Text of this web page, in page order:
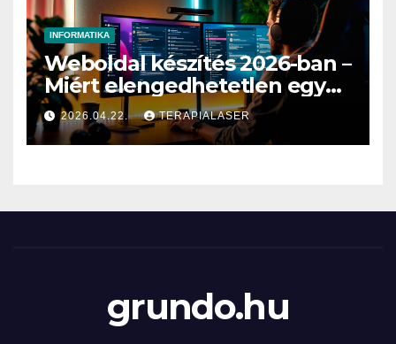
INFORMATIKA
Weboldal készítés 2026-ban –
Miért elengedhetetlen egy
profi online jelenlét?
2026.04.22. TERAPIALASER
grundo.hu